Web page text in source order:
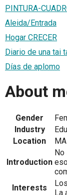
PINTURA-
Aleida/Entrada
Hogar CRECER
Diario de una tai
Días de aplomo
About
Gender
Industry
Location
Introduction
Interests
La